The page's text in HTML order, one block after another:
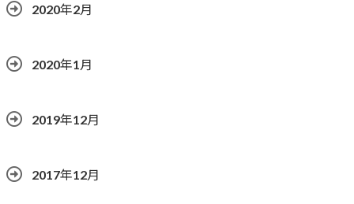
2020年2月
2020年1月
2019年12月
2017年12月